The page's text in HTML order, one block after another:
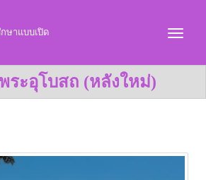
ษาแบบเปิด
ระอุโบสถ (หลังใหม่)